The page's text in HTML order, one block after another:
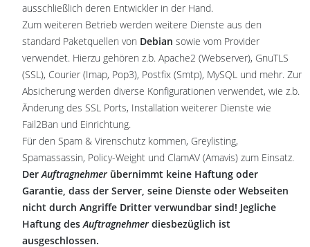
ausschließlich deren Entwickler in der Hand.
Zum weiteren Betrieb werden weitere Dienste aus den
standard Paketquellen von Debian sowie vom Provider
verwendet. Hierzu gehören z.b. Apache2 (Webserver), GnuTLS
(SSL), Courier (Imap, Pop3), Postfix (Smtp), MySQL und mehr. Zur
Absicherung werden diverse Konfigurationen verwendet, wie z.b.
Änderung des SSL Ports, Installation weiterer Dienste wie
Fail2Ban und Einrichtung.
Für den Spam & Virenschutz kommen, Greylisting,
Spamassassin, Policy-Weight und ClamAV (Amavis) zum Einsatz.
DerAuftragnehmer übernimmt keine Haftung oder
Garantie, dass der Server, seine Dienste oder Webseiten
nicht durch Angriffe Dritter verwundbar sind! Jegliche
Haftung desAuftragnehmer diesbezüglich ist
ausgeschlossen.